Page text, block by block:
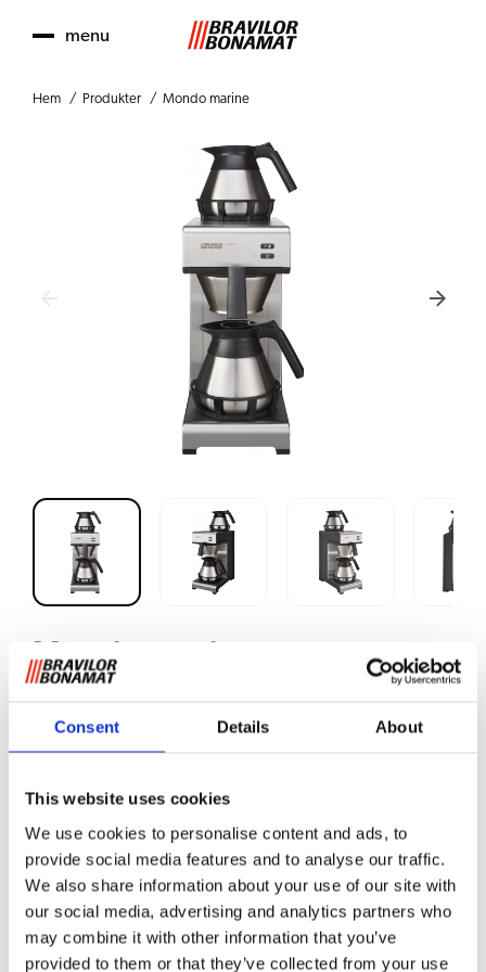
Consent Details About
This website uses cookies
We use cookies to personalise content and ads, to
provide social media features and to analyse our traffic.
We also share information about your use of our site with
our social media, advertising and analytics partners who
may combine it with other information that you’ve
provided to them or that they’ve collected from your use
menu
Hem Produkter Mondo marine
Mondo marine
De marina maskinerna Mondo och Matic är särskilt
miljöer.
De solida maskinerna har karaffer i rostfritt stål och de extra
karaffställningarna ser till att karafferna hålls på plats under
alla omständigheter.